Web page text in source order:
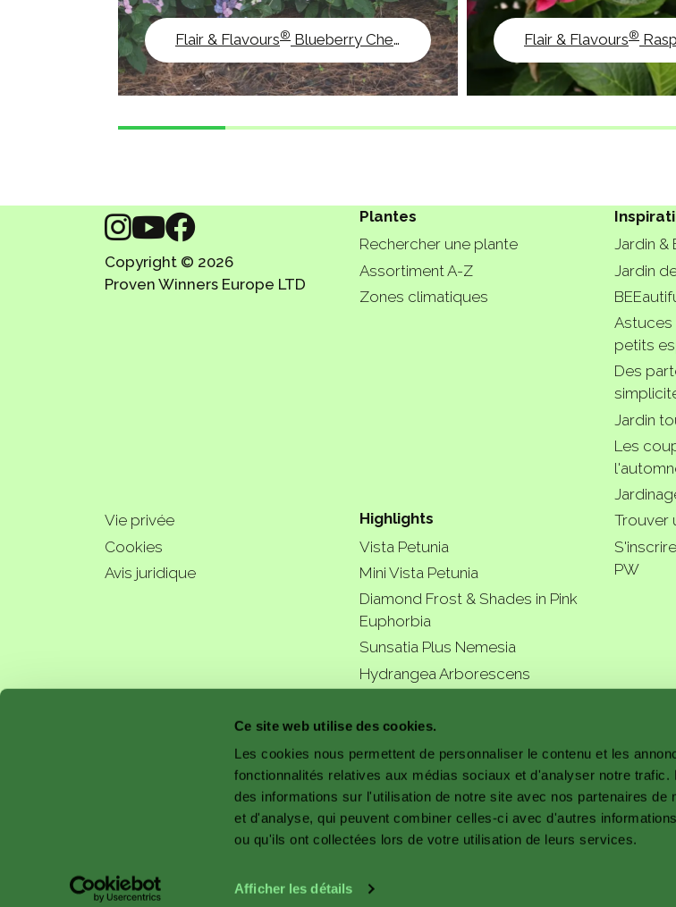
Ce site web utilise des cookies.
Les cookies nous permettent de personnaliser le contenu et les
fonctionnalités relatives aux médias sociaux et d'analyser notre trafic.
des informations sur l'utilisation de notre site avec nos partenaires de
et d'analyse, qui peuvent combiner celles-ci avec d'autres
ou qu'ils ont collectées lors de votre utilisation de leurs services.
Afficher les détails
Flair & Flavours® Blueberry Cheesecake Flair & Flavours®
Copyright © 2026
Proven Winners Europe LTD
Plantes
Rechercher une plante
Assortiment A-Z
Zones climatiques
Jardin &
Jardin
Astuces
petits
Des
Jardin
Les
Vie privée
Cookies
Avis juridique
Highlights
Vista Petunia
Mini Vista Petunia
Diamond Frost & Shades in Pink
Euphorbia
Sunsatia Plus Nemesia
Hydrangea Arborescens
Trouver
PW
a better
with a